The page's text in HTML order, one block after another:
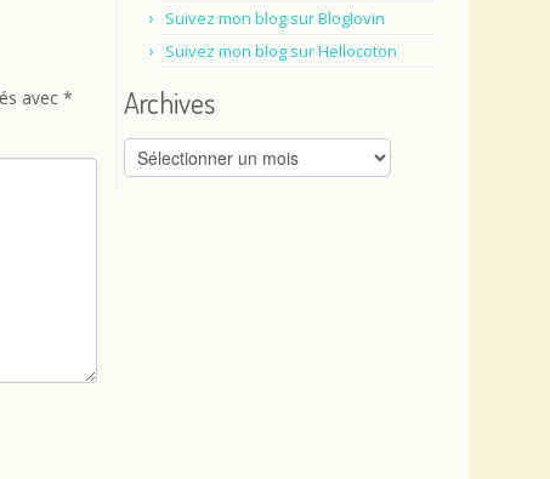
avec *
Suivez mon blog sur Bloglovin
Suivez mon blog sur Hellocoton
Archives
Archives